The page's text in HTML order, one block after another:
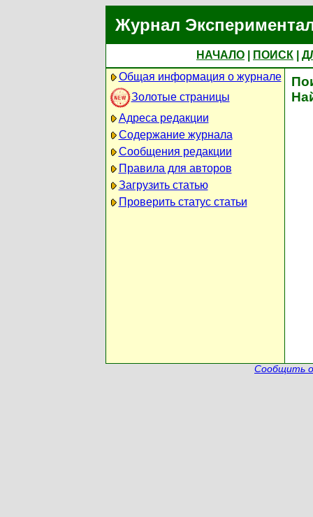
Журнал
НАЧАЛО ПОИСК
Общая информация о журнале
Золотые страницы
Адреса редакции
Содержание журнала
Сообщения редакции
Правила для авторов
Загрузить статью
Проверить статус статьи
Сообщить о